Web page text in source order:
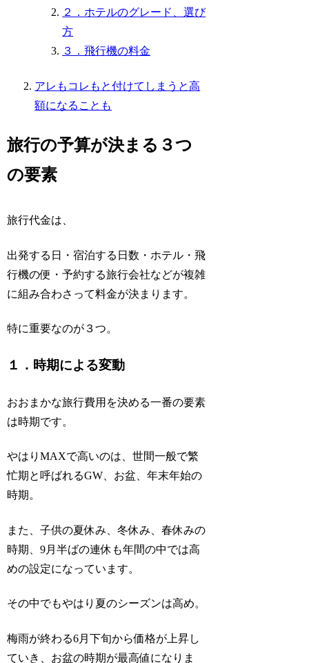
２．ホテルのグレード、選び
方
３．飛行機の料金
アレもコレもと付けてしまうと高
額になることも
旅行の予算が決まる３つ
の要素
旅行代金は、
出発する日・宿泊する日数・ホテル・飛
行機の便・予約する旅行会社などが複雑
に組み合わさって料金が決まります。
特に重要なのが３つ。
１．時期による変動
おおまかな旅行費用を決める一番の要素
は時期です。
やはりMAXで高いのは、世間一般で繁
忙期と呼ばれるGW、お盆、年末年始の
時期 。
また、子供の夏休み、冬休み、春休みの
時期、9月半ばの連休も年間の中では高
めの設定になっています。
その中でもやはり夏のシーズンは高め。
梅雨が終わる6月下旬から価格が上昇し
ていき、お盆の時期が最高値になりま